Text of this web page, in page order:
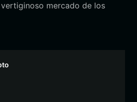
mercado de los